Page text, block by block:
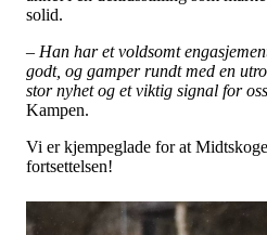
solid.
– Han har et voldsomt
godt, og gamper rundt med en
stor nyhet og et viktig signal for
Kampen.
Vi er kjempeglade for at
fortsettelsen!